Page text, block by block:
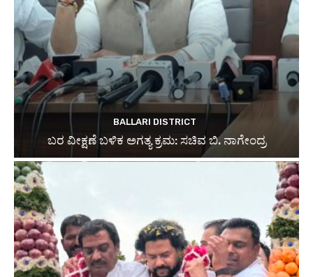
BALLARI DISTRICT
ಬರ ವೀಕ್ಷಣೆ ಬಳಿಕ ಅಗತ್ಯ ಕ್ರಮ: ಸಚಿವ ಬಿ. ನಾಗೇಂದ್ರ